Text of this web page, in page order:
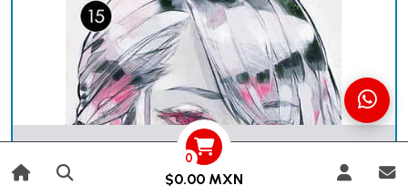
0
$0.00 MXN
Agotado